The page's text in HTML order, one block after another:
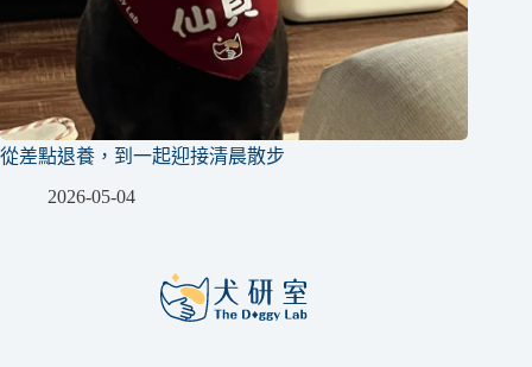
從差點退養，到一起迎接清晨散步
2026-05-04